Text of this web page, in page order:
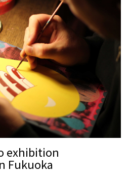
exhibition
Fukuoka